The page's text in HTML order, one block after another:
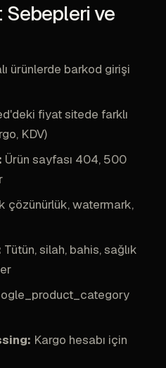
Sebepleri ve
ürünlerde barkod girişi
fiyat sitede farklı
KDV)
Ürün sayfası 404, 500
çözünürlük, watermark,
Tütün, silah, bahis, sağlık
Kargo hesabı için